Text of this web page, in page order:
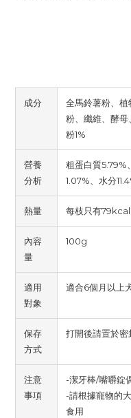
成分
全馬鈴薯粉、
粉、纖維、酵母
粉1%
營養
分析
粗蛋白質5.79%
1.07%、水分
熱量 每枝只有79kcal
內容
量
100g
適用
對象
適合6個月以上
保存
方式
打開後請置於
注意
事項
-潔牙棒/嘴嚼錠
-請根據寵物的
食用